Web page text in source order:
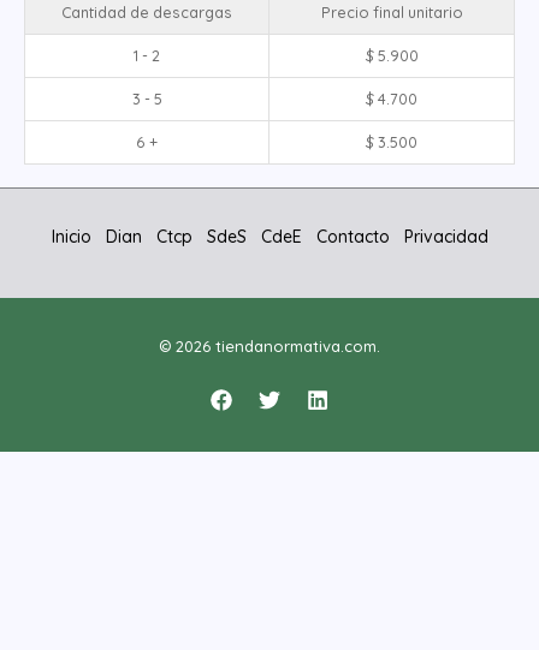
Cantidad de descargas Precio final unitario
1 - 2 $5.900
3 - 5 $4.700
6 + $3.500
Inicio Dian Ctcp SdeS CdeE Contacto Privacidad
© 2026 tiendanormativa.com.